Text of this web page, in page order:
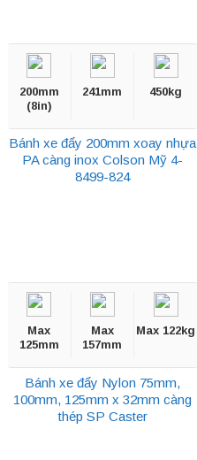
200mm
(8in)
241mm 450kg
Bánh xe đẩy 200mm xoay nhựa
PA càng inox Colson Mỹ 4-
8499-824
Max
125mm
Max
157mm
Max 122kg
Bánh xe đẩy Nylon 75mm,
100mm, 125mm x 32mm càng
thép SP Caster